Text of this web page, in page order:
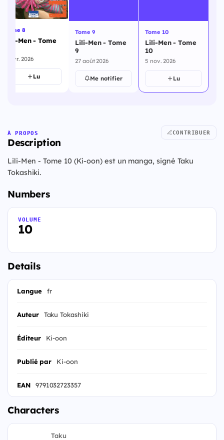
Tome 8
Lili-Men - Tome
2 avr. 2026
Lu
Tome 9
Lili-Men - Tome
9
27 août 2026
Me notifier
Tome 10
Lili-Men - Tome
10
5 nov. 2026
Lu
À PROPOS
Description
CONTRIBUER
Lili-Men - Tome 10 (Ki-oon) est un manga, signé Taku
Tokashiki.
Numbers
10
VOLUME
Details
Langue fr
Auteur Taku Tokashiki
Éditeur Ki-oon
Publié par Ki-oon
EAN 9791032723357
Characters
Taku